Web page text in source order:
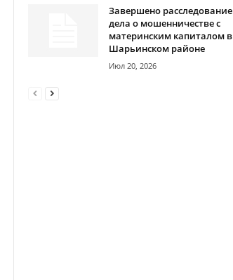
Завершено расследование
дела о мошенничестве с
материнским капиталом в
Шарьинском районе
Июл 20, 2026